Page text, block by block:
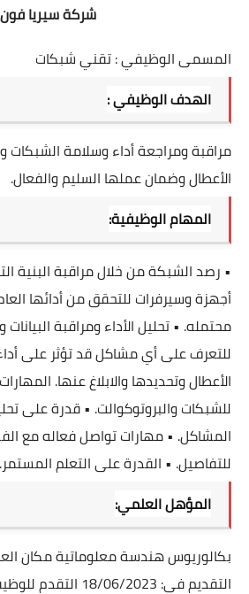
شركة سيريا فون
المسمى الوظيفي : تقني شبكات
الهدف الوظيفي :
مراقبة ومراجعة أداء وسلامة الشبكات
الأعطال وضمان عملها السليم والفعال.
المهام الوظيفية:
• رصد الشبكة من خلال مراقبة البنية
أجهزة وسيرفرات للتحقق من أدائها
محتمله. • تحليل الأداء ومراقبة
للتعرف على أي مشاكل قد تؤثر على
الأعطال وتحديدها والابلاغ عنها.
للشبكات والبروتوكوالت. • قدرة على
المشاكل. • مهارات تواصل فعاله مع
للتفاصيل. • القدرة على التعلم المستمر.
المؤهل العلمي:
بكالوريوس هندسة معلوماتيةمكان
التقديم في: 18/06/2023
التقدم